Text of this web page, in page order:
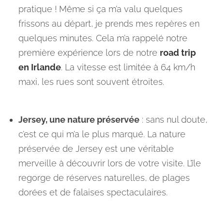
pratique ! Même si ça m’a valu quelques
frissons au départ, je prends mes repères en
quelques minutes. Cela m’a rappelé notre
première expérience lors de notre road trip
en Irlande. La vitesse est limitée à 64 km/h
maxi, les rues sont souvent étroites.
Jersey, une nature préservée : sans nul doute,
c’est ce qui m’a le plus marqué. La nature
préservée de Jersey est une véritable
merveille à découvrir lors de votre visite. L’île
regorge de réserves naturelles, de plages
dorées et de falaises spectaculaires.